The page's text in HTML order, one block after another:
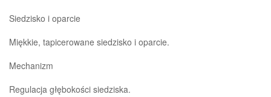
Siedzisko i oparcie
Miękkie, tapicerowane siedzisko i oparcie.
Mechanizm
Regulacja głębokości siedziska.